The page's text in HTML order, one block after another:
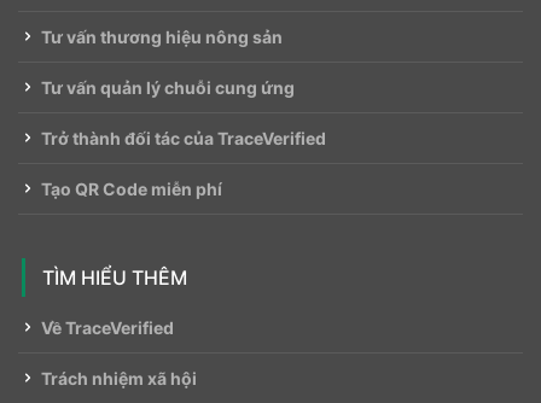
Tư vấn thương hiệu nông sản
Tư vấn quản lý chuỗi cung ứng
Trở thành đối tác của TraceVerified
Tạo QR Code miễn phí
TÌM HIỂU THÊM
Về TraceVerified
Trách nhiệm xã hội